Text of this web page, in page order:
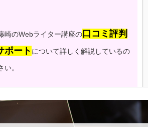
崎のWebライター講座の 口コミ評判
ポート について詳しく解説しているの
。